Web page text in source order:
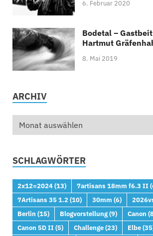
6. Februar 2020
Bodetal –
Hartmut
8. Mai 2019
ARCHIV
SCHLAGWÖRTER
2x12=2024(13) 7artisans 18mm f6.3 II
7Artisans 35 1.2(10) 30mm (6)
Berlin (15) Blogvorstellung(9) Canon
Canon 5D II (5) Challenge(23) Elbe